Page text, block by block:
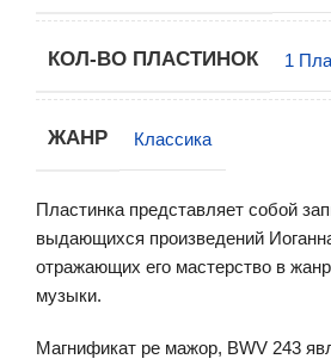
КОЛ-ВО ПЛАСТИНОК 1
ЖАНР Классика
Пластинка представляет собой
выдающихся произведений
отражающих его мастерство в
музыки.
Магнификат ре мажор, BWV 243